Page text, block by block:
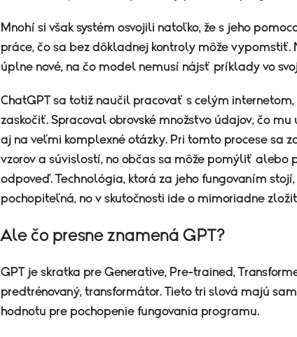
Mnohí si však systém osvojili natoľko, že s jeho
práce, čo sa bez dôkladnej kontroly môže vypomstiť.
úplne nové, na čo model nemusí nájsť príklady vo
ChatGPT sa totiž naučil pracovať s celým internetom,
zaskočiť. Spracoval obrovské množstvo údajov, čo
aj na veľmi komplexné otázky. Pri tomto procese sa
vzorov a súvislostí, no občas sa môže pomýliť alebo
odpoveď. Technológia, ktorá za jeho fungovaním
pochopiteľná, no v skutočnosti ide o mimoriadne
Ale čo presne znamená GPT?
GPT je skratka pre Generative, Pre-trained,
predtrénovaný, transformátor. Tieto tri slová majú
hodnotu pre pochopenie fungovania programu.